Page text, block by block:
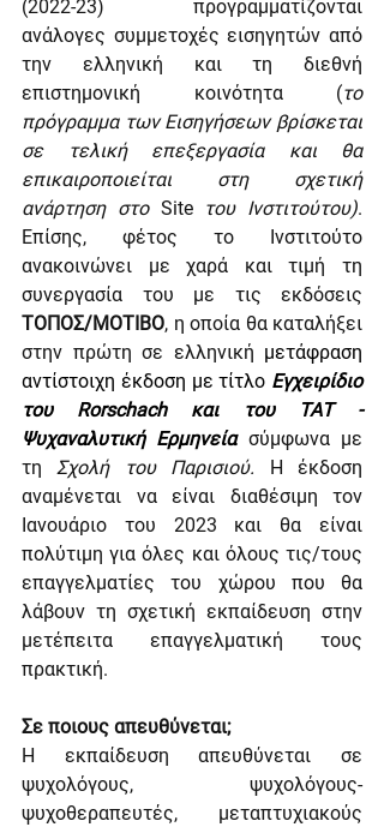
(2022-23) προγραμματίζονται
ανάλογες συμμετοχές εισηγητών από
την ελληνική και τη διεθνή
επιστημονική κοινότητα (το
πρόγραμμα των Εισηγήσεων βρίσκεται
σε τελική επεξεργασία και θα
επικαιροποιείται στη σχετική
ανάρτηση στο Site του Ινστιτούτου).
Επίσης, φέτος το Ινστιτούτο
ανακοινώνει με χαρά και τιμή τη
ΤΟΠΟΣ/ΜΟΤΙΒΟ, η οποία θα καταλήξει
στην πρώτη σε ελληνική μετάφραση
αντίστοιχη έκδοση με τίτλο Εγχειρίδιο
του Rorschach και του ΤΑΤ -
Ψυχαναλυτική Ερμηνεία σύμφωνα με
τη Σχολή του Παρισιού. Η έκδοση
αναμένεται να είναι διαθέσιμη τον
Ιανουάριο του 2023 και θα είναι
πολύτιμη για όλες και όλους τις/τους
επαγγελματίες του χώρου που θα
λάβουν τη σχετική εκπαίδευση στην
μετέπειτα επαγγελματική τους
πρακτική.
Σε ποιους απευθύνεται;
Η εκπαίδευση απευθύνεται σε
ψυχολόγους, ψυχολόγους-
ψυχοθεραπευτές, μεταπτυχιακούς